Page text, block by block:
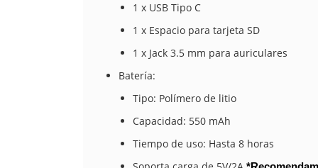
1 x USB Tipo C
1 x Espacio para tarjeta SD
1 x Jack 3.5 mm para auriculares
Batería:
Tipo: Polímero de litio
Capacidad: 550 mAh
Tiempo de uso: Hasta 8 horas